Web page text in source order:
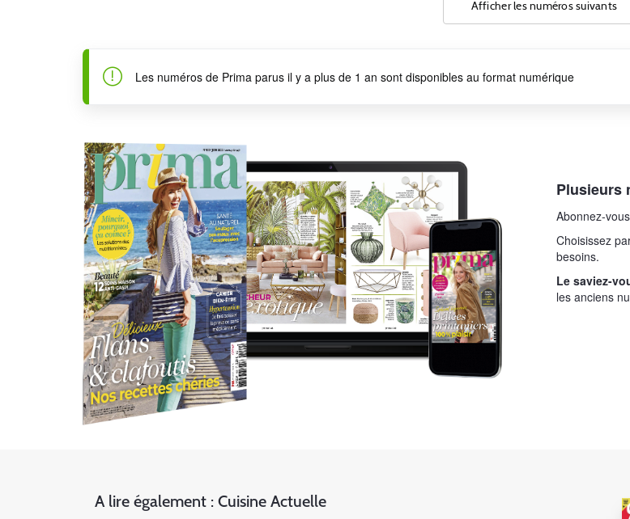
Afficher les numéros suivants
Les numéros de Prima parus il y a plus de 1 an sont disponibles au format numérique
Plusieurs
Abonnez-
Choisissez
besoins.
Le saviez-
les anciens
A lire également : Cuisine Actuelle